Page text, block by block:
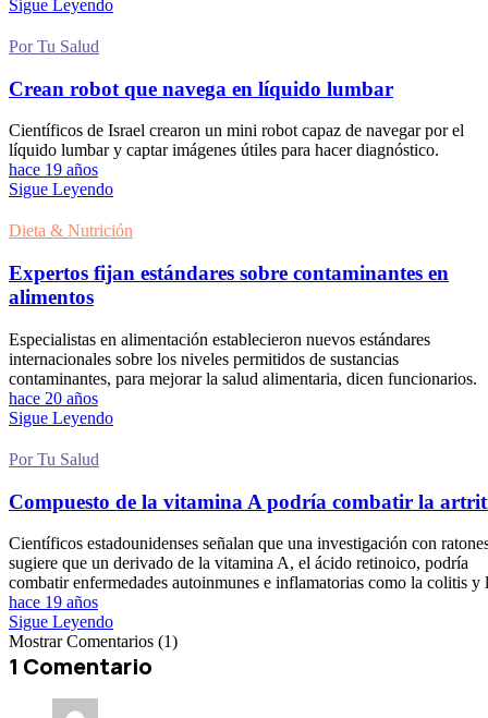
Sigue Leyendo
Por Tu Salud
Crean robot que navega en líquido lumbar
Científicos de Israel crearon un mini robot capaz de navegar por el
líquido lumbar y captar imágenes útiles para hacer diagnóstico.
hace 19 años
Sigue Leyendo
Dieta & Nutrición
Expertos fijan estándares sobre contaminantes en
alimentos
Especialistas en alimentación establecieron nuevos estándares
internacionales sobre los niveles permitidos de sustancias
contaminantes, para mejorar la salud alimentaria, dicen funcionarios.
hace 20 años
Sigue Leyendo
Por Tu Salud
Compuesto de la vitamina A podría combatir la
Científicos estadounidenses señalan que una investigación con
sugiere que un derivado de la vitamina A, el ácido retinoico, podría
combatir enfermedades autoinmunes e inflamatorias como la colitis y
hace 19 años
Sigue Leyendo
Mostrar Comentarios (1)
1 Comentario